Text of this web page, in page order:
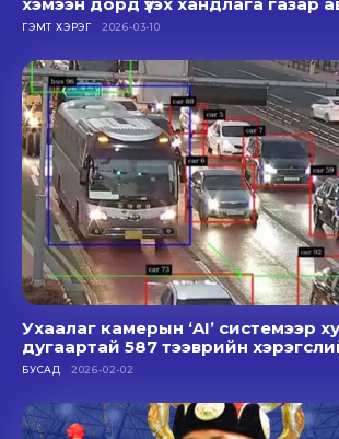
ГЭМТ ХЭРЭГ 2026-03-10
Ухаалаг камерын ‘AI’ системээр
дугаартай 587 тээврийн
БУСАД 2026-02-02